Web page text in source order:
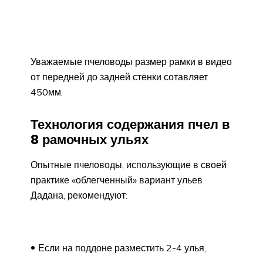
Уважаемые пчеловоды размер рамки в видео
от передней до задней стенки сотавляет
450мм.
Технология содержания пчел в
8 рамочных ульях
Опытные пчеловоды, использующие в своей
практике «облегченный» вариант ульев
Дадана, рекомендуют:
Если на поддоне разместить 2-4 улья,